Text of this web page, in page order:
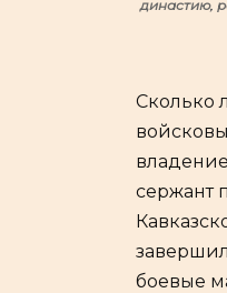
династию,
Сколько
сержант
боевые